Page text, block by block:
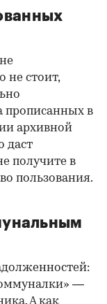
не стоит,
прописанных в
архивной
даст
получите в
пользования.
—
А как